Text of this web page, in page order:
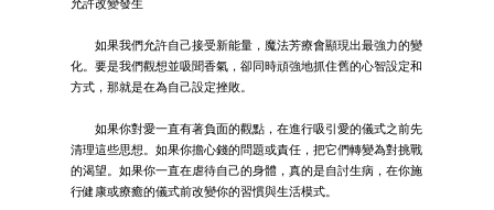
允許改變發生
如果我們允許自己接受新能量，魔法芳療會顯現出最強力的變
化。要是我們觀想並吸聞香氣，卻同時頑強地抓住舊的心智設定和
方式，那就是在為自己設定挫敗。
如果你對愛一直有著負面的觀點，在進行吸引愛的儀式之前先
清理這些思想。如果你擔心錢的問題或責任，把它們轉變為對挑戰
的渴望。如果你一直在虐待自己的身體，真的是自討生病，在你施
行健康或療癒的儀式前改變你的習慣與生活模式。